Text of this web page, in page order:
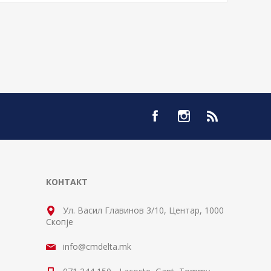
КОНТАКТ
Ул. Васил Главинов 3/10, Центар, 1000
Скопје
info@cmdelta.mk